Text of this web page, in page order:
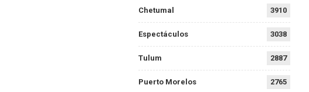
Chetumal 3910
Espectáculos 3038
Tulum 2887
Puerto Morelos 2765